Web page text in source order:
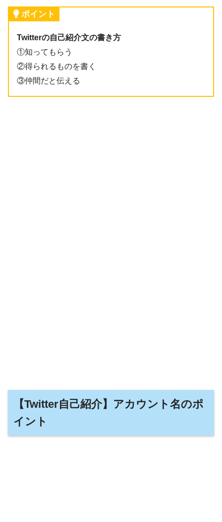
ポイント
Twitterの自己紹介文の書き方
①知ってもらう
②得られるものを書く
③仲間だと伝える
【Twitter自己紹介】アカウント名のポ
イント